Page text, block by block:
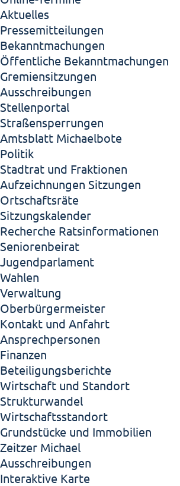
Aktuelles
Pressemitteilungen
Bekanntmachungen
Öffentliche Bekanntmachungen
Gremiensitzungen
Ausschreibungen
Stellenportal
Straßensperrungen
Amtsblatt Michaelbote
Politik
Stadtrat und Fraktionen
Aufzeichnungen Sitzungen
Ortschaftsräte
Sitzungskalender
Recherche Ratsinformationen
Seniorenbeirat
Jugendparlament
Wahlen
Verwaltung
Oberbürgermeister
Kontakt und Anfahrt
Ansprechpersonen
Finanzen
Beteiligungsberichte
Wirtschaft und Standort
Strukturwandel
Wirtschaftsstandort
Grundstücke und Immobilien
Zeitzer Michael
Ausschreibungen
Interaktive Karte